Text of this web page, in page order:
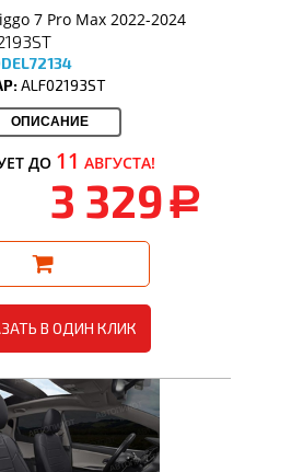
7 Pro Max 2022-2024
ALF02193ST
ОПИСАНИЕ
ДО 11 АВГУСТА!
3 329 a
В ОДИН КЛИК